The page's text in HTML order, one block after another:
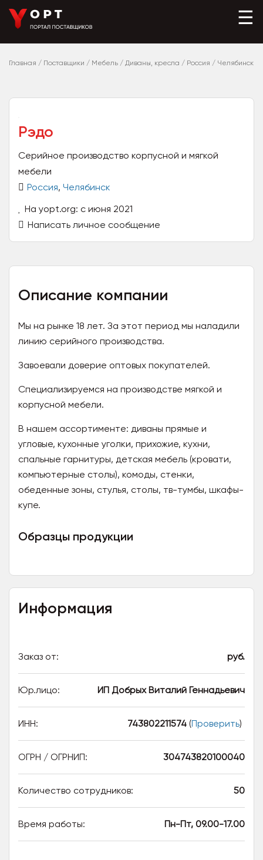
☰
Главная / Поставщики / Мебель / Диваны, кресла / Россия / Челябинск
Рэдо
Серийное производство корпусной и мягкой
мебели
Россия, Челябинск
На yopt.org: с июня 2021
Написать личное сообщение
Описание компании
Мы на рынке 18 лет. За этот период мы наладили
линию серийного производства.
Завоевали доверие оптовых покупателей.
Специализируемся на производстве мягкой и
корпусной мебели.
В нашем ассортименте: диваны прямые и
угловые, кухонные уголки, прихожие, кухни,
спальные гарнитуры, детская мебель (кровати,
компьютерные столы), комоды, стенки,
обеденные зоны, стулья, столы, тв-тумбы, шкафы-
купе.
Образцы продукции
Информация
Заказ от: руб.
Юр.лицо: ИП Добрых Виталий Геннадьевич
ИНН: 743802211574 (Проверить)
ОГРН / ОГРНИП: 304743820100040
Количество сотрудников: 50
Время работы: Пн-Пт, 09.00-17.00